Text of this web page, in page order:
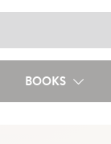
BOOKS